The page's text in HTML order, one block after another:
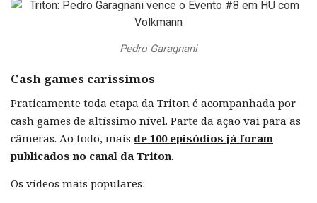
Pedro Garagnani
Cash games caríssimos
Praticamente toda etapa da Triton é acompanhada por
cash games de altíssimo nível. Parte da ação vai para as
câmeras. Ao todo, mais de 100 episódios já foram
publicados no canal da Triton.
Os vídeos mais populares: